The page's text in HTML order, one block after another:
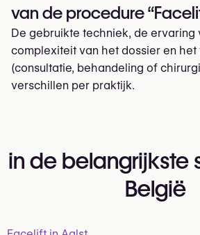
van de procedure
De gebruikte techniek, de ervaring
complexiteit van het dossier en
(consultatie, behandeling of
verschillen per praktijk.
in de belangrijkste
België